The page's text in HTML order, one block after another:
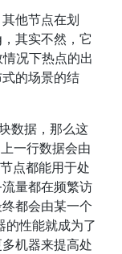
他节点在划
其实不然，它
况下热点的出
的场景的结
数据，那么这
一行数据会由
点都能用于处
量都在频繁访
都会由某一个
的性能就成为了
机器来提高处